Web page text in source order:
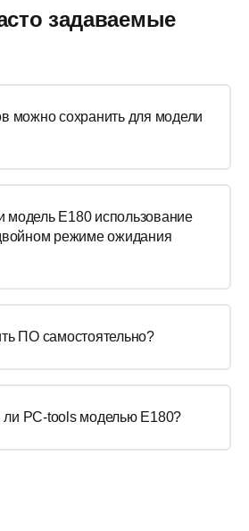
задаваемые
можно сохранить для модели
модель E180 использование
режиме ожидания
ПО самостоятельно?
ли PC-tools моделью E180?